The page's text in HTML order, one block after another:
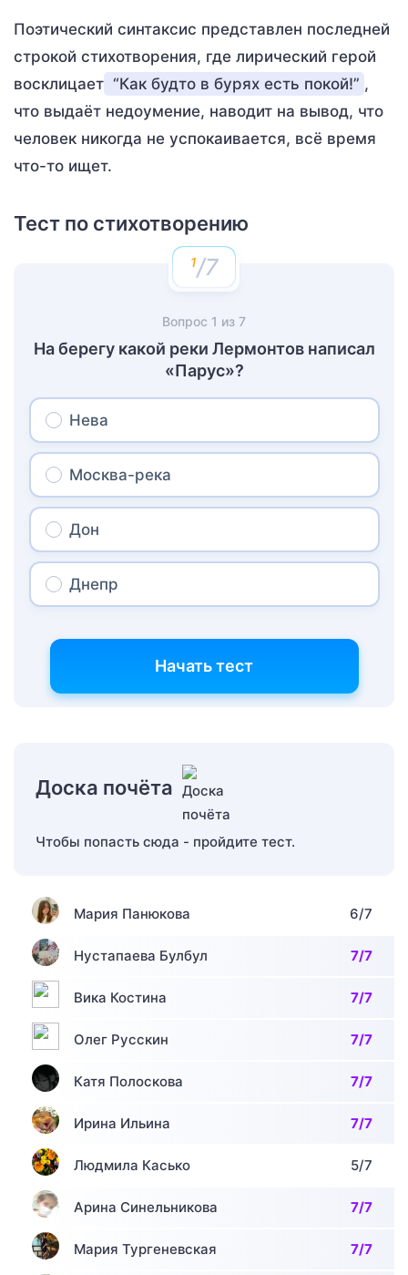
Поэтический синтаксис представлен последней
строкой стихотворения, где лирический герой
восклицает “Как будто в бурях есть покой!” ,
что выдаёт недоумение, наводит на вывод, что
человек никогда не успокаивается, всё время
что-то ищет.
Тест по стихотворению
/7
Вопрос 1 из 7
На берегу какой реки Лермонтов написал
«Парус»?
Нева
Москва-река
Дон
Днепр
Начать тест
Доска почёта
Чтобы попасть сюда - пройдите тест.
Мария Панюкова 6/7
Нустапаева Булбул 7/7
Вика Костина 7/7
Олег Русскин 7/7
Катя Полоскова 7/7
Ирина Ильина 7/7
Людмила Касько 5/7
Арина Синельникова 7/7
Мария Тургеневская 7/7